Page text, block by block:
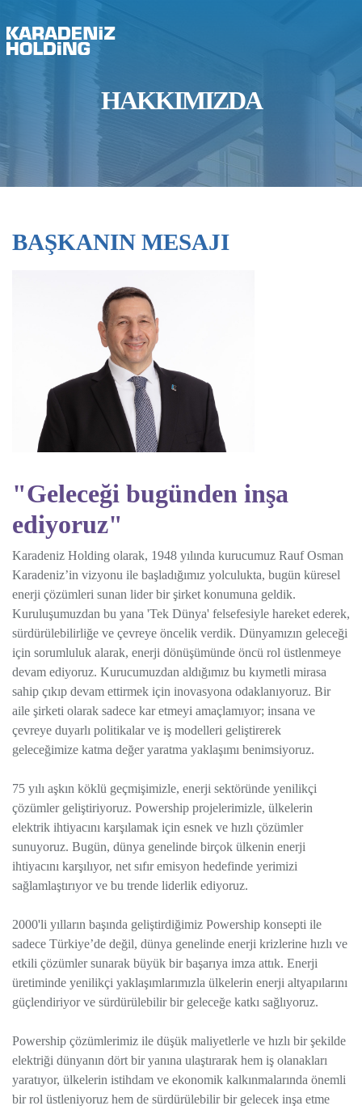
HAKKIMIZDA
BAŞKANIN MESAJI
"Geleceği bugünden inşa
ediyoruz"
Karadeniz Holding olarak, 1948 yılında kurucumuz Rauf Osman
Karadeniz’in vizyonu ile başladığımız yolculukta, bugün küresel
enerji çözümleri sunan lider bir şirket konumuna geldik.
Kuruluşumuzdan bu yana 'Tek Dünya' felsefesiyle hareket ederek,
sürdürülebilirliğe ve çevreye öncelik verdik. Dünyamızın geleceği
için sorumluluk alarak, enerji dönüşümünde öncü rol üstlenmeye
devam ediyoruz. Kurucumuzdan aldığımız bu kıymetli mirasa
sahip çıkıp devam ettirmek için inovasyona odaklanıyoruz. Bir
aile şirketi olarak sadece kar etmeyi amaçlamıyor; insana ve
çevreye duyarlı politikalar ve iş modelleri geliştirerek
geleceğimize katma değer yaratma yaklaşımı benimsiyoruz.
75 yılı aşkın köklü geçmişimizle, enerji sektöründe yenilikçi
çözümler geliştiriyoruz. Powership projelerimizle, ülkelerin
elektrik ihtiyacını karşılamak için esnek ve hızlı çözümler
sunuyoruz. Bugün, dünya genelinde birçok ülkenin enerji
ihtiyacını karşılıyor, net sıfır emisyon hedefinde yerimizi
sağlamlaştırıyor ve bu trende liderlik ediyoruz.
2000'li yılların başında geliştirdiğimiz Powership konsepti ile
sadece Türkiye’de değil, dünya genelinde enerji krizlerine hızlı ve
etkili çözümler sunarak büyük bir başarıya imza attık. Enerji
üretiminde yenilikçi yaklaşımlarımızla ülkelerin enerji altyapılarını
güçlendiriyor ve sürdürülebilir bir geleceğe katkı sağlıyoruz.
Powership çözümlerimiz ile düşük maliyetlerle ve hızlı bir şekilde
elektriği dünyanın dört bir yanına ulaştırarak hem iş olanakları
yaratıyor, ülkelerin istihdam ve ekonomik kalkınmalarında önemli
bir rol üstleniyoruz hem de sürdürülebilir bir gelecek inşa etme